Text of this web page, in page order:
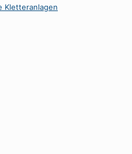
Kletteranlagen